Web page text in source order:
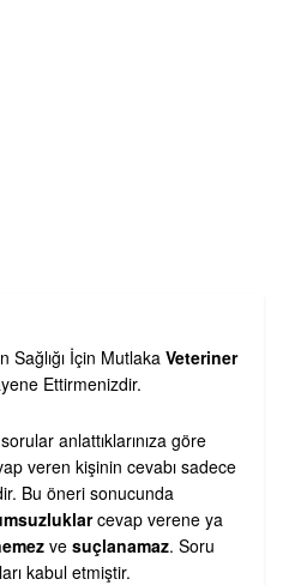
Sağlığı İçin Mutlaka Veteriner
Ettirmenizdir.
anlattıklarınıza göre
veren kişinin cevabı sadece
Bu öneri sonucunda
cevap verene ya
ve suçlanamaz. Soru
kabul etmiştir.